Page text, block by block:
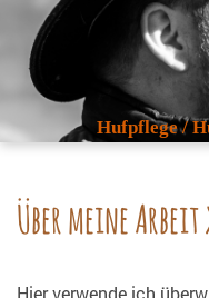
Hufpflege /
Über meine
Hier verwende ich